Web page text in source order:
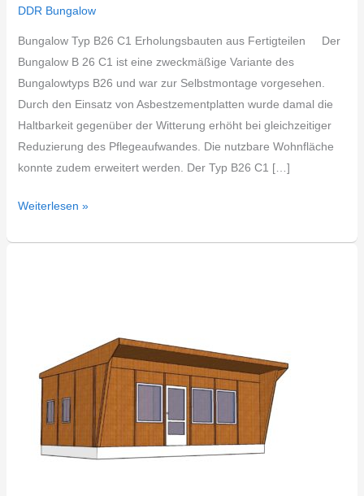
DDR Bungalow
Bungalow Typ B26 C1 Erholungsbauten aus Fertigteilen Der
Bungalow B 26 C1 ist eine zweckmäßige Variante des
Bungalowtyps B26 und war zur Selbstmontage vorgesehen.
Durch den Einsatz von Asbestzementplatten wurde damal die
Haltbarkeit gegenüber der Witterung erhöht bei gleichzeitiger
Reduzierung des Pflegeaufwandes. Die nutzbare Wohnfläche
konnte zudem erweitert werden. Der Typ B26 C1 […]
Weiterlesen »